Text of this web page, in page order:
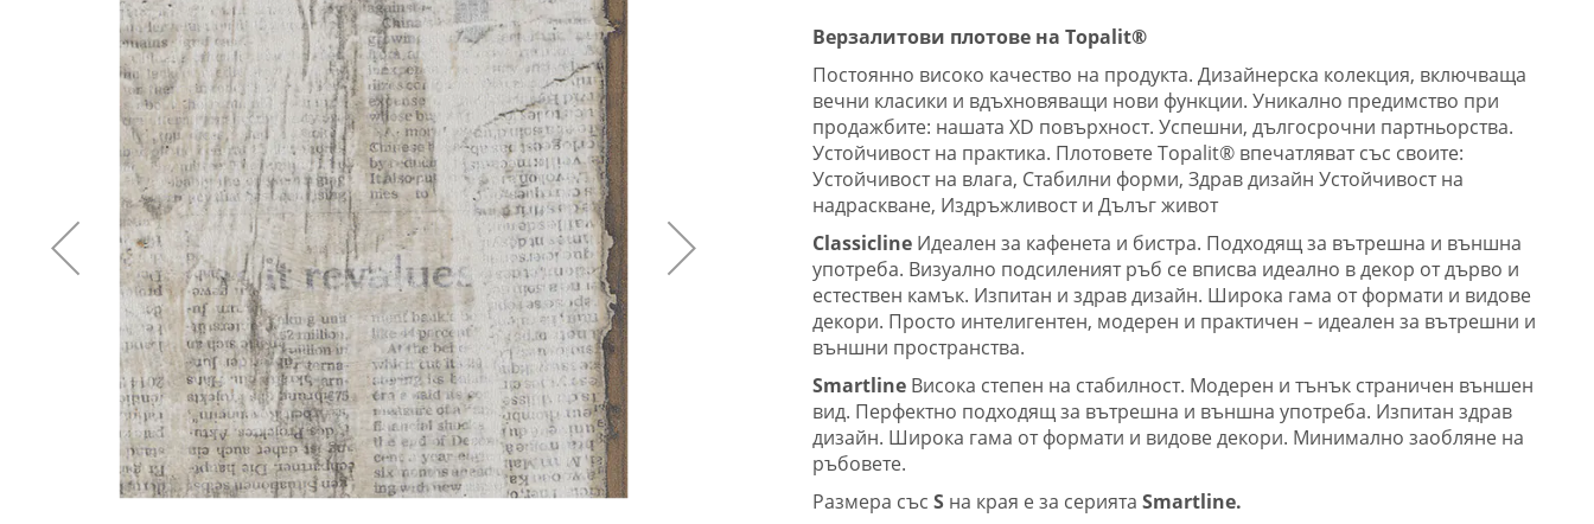
Верзалитови плотове на Topalit®
Постоянно високо качество на продукта. Дизайнерска колекция, включваща
вечни класики и вдъхновяващи нови функции. Уникално предимство при
продажбите: нашата XD повърхност. Успешни, дългосрочни партньорства.
Устойчивост на практика. Плотовете Topalit® впечатляват със своите:
Устойчивост на влага, Стабилни форми, Здрав дизайн Устойчивост на
надраскване, Издръжливост и Дълъг живот
Classicline Идеален за кафенета и бистра. Подходящ за вътрешна и външна
употреба. Визуално подсиленият ръб се вписва идеално в декор от дърво и
естествен камък. Изпитан и здрав дизайн. Широка гама от формати и видове
декори. Просто интелигентен, модерен и практичен – идеален за вътрешни и
външни пространства.
Smartline Висока степен на стабилност. Модерен и тънък страничен външен
вид. Перфектно подходящ за вътрешна и външна употреба. Изпитан здрав
дизайн. Широка гама от формати и видове декори. Минимално заобляне на
ръбовете.
Размера съсS на края е за сериятаSmartline.
изображенията